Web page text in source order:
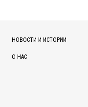
НОВОСТИ И ИСТОРИИ
О НАС